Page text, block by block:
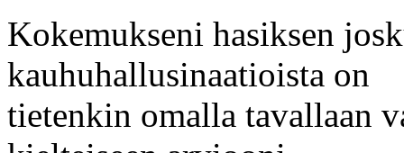
Kokemukseni hasiksen
kauhuhallusinaatioista on
tietenkin omalla tavallaan